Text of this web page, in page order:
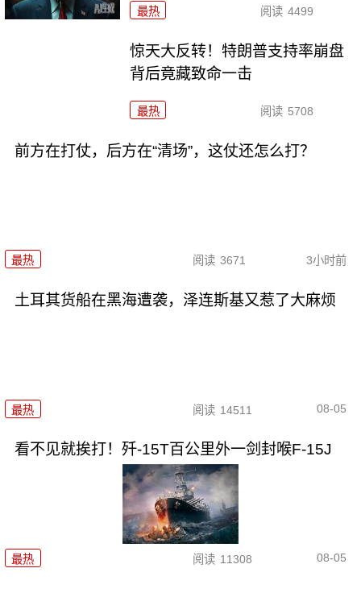
最热 阅读 4499
惊天大反转！特朗普支持率崩盘
背后竟藏致命一击
最热 阅读 5708
前方在打仗，后方在“清场”，这仗还怎么打？
最热 阅读 3671 3小时前
土耳其货船在黑海遭袭，泽连斯基又惹了大麻烦
最热 阅读 14511 08-05
看不见就挨打！歼-15T百公里外一剑封喉F-15J
最热 阅读 11308 08-05